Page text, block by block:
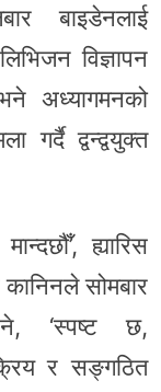
बाइडेनलाई
विज्ञापन
अध्यागमनको
गर्दै द्वन्द्वयुक्त
ह्यारिस
सोमबार
‘स्पष्ट छ,
र सङ्गठित